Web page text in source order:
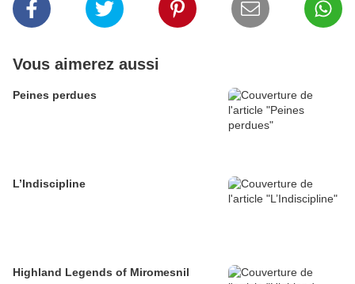
Vous aimerez aussi
Peines perdues
L’Indiscipline
Highland Legends of Miromesnil